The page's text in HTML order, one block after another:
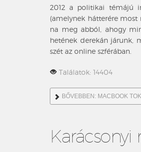
2012 a politikai témájú
(amelynek hátterére
na meg abból, ahogy
hetének derekán járunk,
szét az online szférában.
Találatok: 14404
BŐVEBBEN: MACBOOK